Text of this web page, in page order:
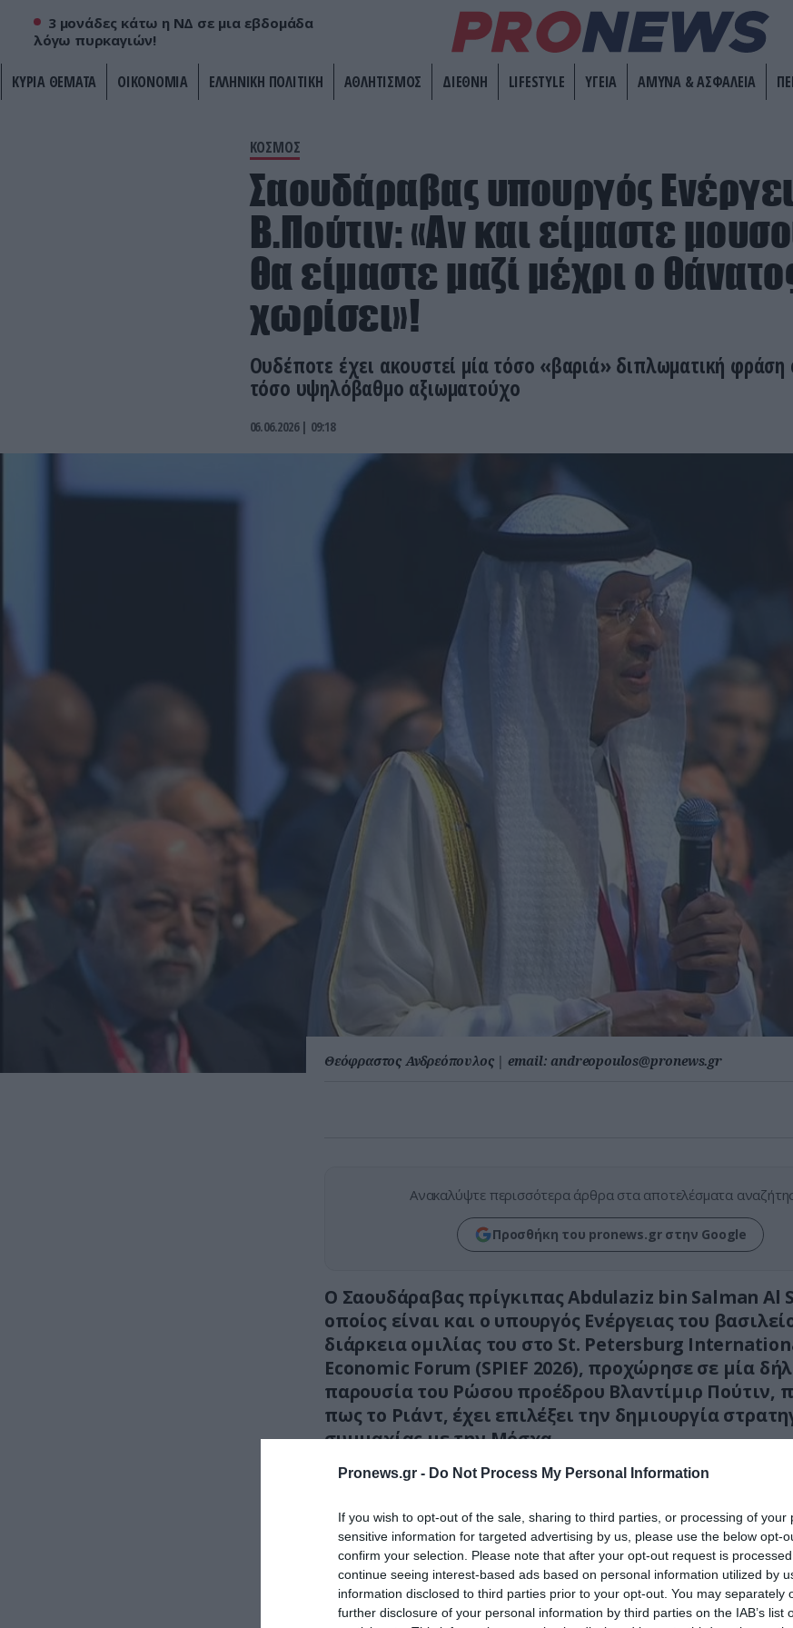
Pronews.gr - Do Not Process My Personal Information
If you wish to opt-out of the sale, sharing to third parties, or processing of your
sensitive information for targeted advertising by us, please use the below opt-
confirm your selection. Please note that after your opt-out request is
continue seeing interest-based ads based on personal information utilized by
information disclosed to third parties prior to your opt-out. You may separately
further disclosure of your personal information by third parties on the IAB’s list
3 μονάδες κάτω η ΝΔ σε μια εβδομάδα
λόγω πυρκαγιών!
ΚΥΡΙΑ ΘΕΜΑΤΑ ΟΙΚΟΝΟΜΙΑ ΕΛΛΗΝΙΚΗ ΠΟΛΙΤΙΚΗ ΑΘΛΗΤΙΣΜΟΣ ΔΙΕΘΝΗ LIFESTYLE ΥΓΕΙΑ ΑΜΥΝΑ & ΑΣΦΑΛΕΙΑ
ΚΟΣΜΟΣ
Σαουδάραβας υπουργός
Β.Πούτιν: «Αν και είμαστε
θα είμαστε μαζί μέχρι ο
χωρίσει»!
Ουδέποτε έχει ακουστεί μία τόσο «βαριά» διπλωματική
τόσο υψηλόβαθμο αξιωματούχο
06.06.2026 | 09:18
Θεόφραστος Ανδρεόπουλος | email:andreopoulos@pronews.gr
Ανακαλύψτε περισσότερα άρθρα στα αποτελέσματα
Προσθήκη του pronews.gr στην Google
Ο Σαουδάραβας πρίγκιπας Abdulaziz bin Salman Al
οποίος είναι και ο υπουργός Ενέργειας του
διάρκεια ομιλίας του στο St. Petersburg
Economic Forum (SPIEF 2026), προχώρησε σε μία
παρουσία του Ρώσου προέδρου Βλαντίμιρ Πούτιν,
πως το Ριάντ, έχει επιλέξει την δημιουργία
συμμαχίας με την Μόσχα.